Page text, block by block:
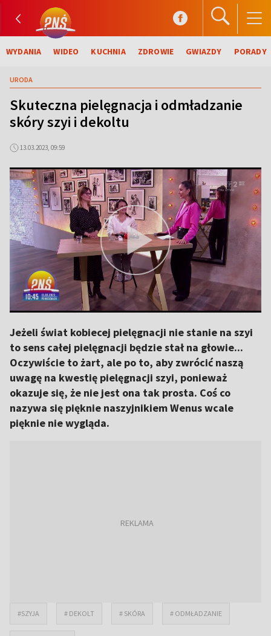
WYDANIA WIDEO KUCHNIA ZDROWIE GWIAZDY PORADY
URODA
Skuteczna pielęgnacja i odmładzanie
skóry szyi i dekoltu
13.03.2023, 09:59
Jeżeli świat kobiecej pielęgnacji nie stanie na szyi
to sens całej pielęgnacji będzie stał na głowie...
Oczywiście to żart, ale po to, aby zwrócić naszą
uwagę na kwestię pielęgnacji szyi, ponieważ
okazuje się, że nie jest ona tak prosta. Coś co
nazywa się pięknie naszyjnikiem Wenus wcale
pięknie nie wygląda.
#SZYJA # DEKOLT # SKÓRA # ODMŁADZANIE